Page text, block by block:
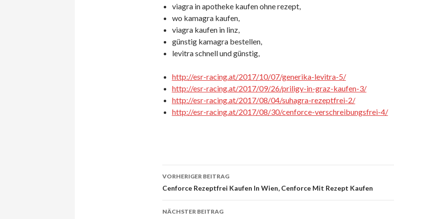
viagra in apotheke kaufen ohne rezept,
wo kamagra kaufen,
viagra kaufen in linz,
günstig kamagra bestellen,
levitra schnell und günstig,
http://esr-racing.at/2017/10/07/generika-levitra-5/
http://esr-racing.at/2017/09/26/priligy-in-graz-kaufen-3/
http://esr-racing.at/2017/08/04/suhagra-rezeptfrei-2/
http://esr-racing.at/2017/08/30/cenforce-verschreibungsfrei-4/
Beitrags-
Navigation
VORHERIGER BEITRAG
Cenforce Rezeptfrei Kaufen In Wien, Cenforce Mit Rezept Kaufen
NÄCHSTER BEITRAG